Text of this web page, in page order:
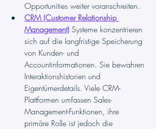
Opportunities weiter voranschreiten.
CRM (Customer Relationship
Management) Systeme konzentrieren
sich auf die langfristige Speicherung
von Kunden- und
Accountinformationen. Sie bewahren
Interaktionshistorien und
Eigentümerdetails. Viele CRM-
Plattformen umfassen Sales-
Management-Funktionen, ihre
primäre Rolle ist jedoch die